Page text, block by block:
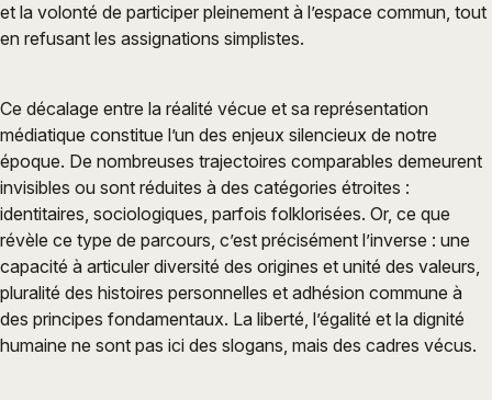
et la volonté de participer pleinement à l’espace commun, tout
en refusant les assignations simplistes.
Ce décalage entre la réalité vécue et sa représentation
médiatique constitue l’un des enjeux silencieux de notre
époque. De nombreuses trajectoires comparables demeurent
invisibles ou sont réduites à des catégories étroites :
identitaires, sociologiques, parfois folklorisées. Or, ce que
révèle ce type de parcours, c’est précisément l’inverse : une
capacité à articuler diversité des origines et unité des valeurs,
pluralité des histoires personnelles et adhésion commune à
des principes fondamentaux. La liberté, l’égalité et la dignité
humaine ne sont pas ici des slogans, mais des cadres vécus.